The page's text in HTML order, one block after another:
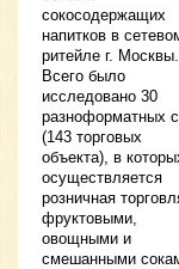
сокосодержащих
напитков в
ритейле г. Москвы.
Всего было
исследовано 30
разноформатных
(143 торговых
объекта), в
осуществляется
розничная
фруктовыми,
овощными и
смешанными